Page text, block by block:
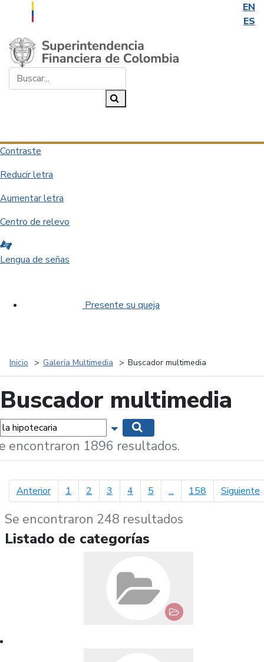
EN
ES
Saltar al contenido principal
Contraste
Reducir letra
Aumentar letra
Centro de relevo
Lengua de señas
Presente su queja
Inicio Galería Multimedia Buscador multimedia
Buscador multimedia
Mostrar opciones de búsqueda
encontraron 1896 resultados.
Anteriorpágina anterior
1 2 3 4 5 ... 158 Siguiente
Se encontraron 248 resultados
Listado de categorías